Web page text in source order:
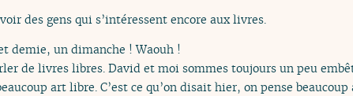
des gens qui s’intéressent encore aux livres.
demie, un dimanche ! Waouh !
de livres libres. David et moi sommes toujours un peu
art libre. C’est ce qu’on disait hier, on pense beaucoup